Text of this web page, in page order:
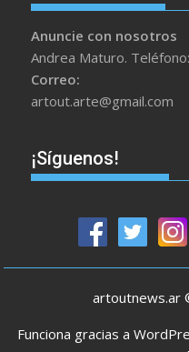
Anuncie con nosotros
Andrea Maturo.
Correo:
artout.arte@gmail.com
¡Síguenos!
artoutnews.ar
Funciona gracias a